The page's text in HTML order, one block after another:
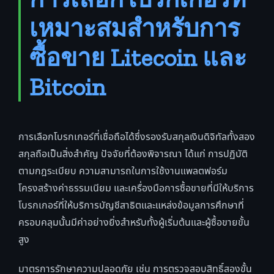
เหมาะสมสำหรับการ
ซื้อขาย Litecoin และ
Bitcoin
การเลือกโบรกเกอร์ที่เชื่อถือได้ซึ่งรองรับสกุลเงินดิจิทัลทั้งสอง
สกุลถือเป็นสิ่งสำคัญ ปัจจัยที่ต้องพิจารณา ได้แก่ การปฏิบัติ
ตามกฎระเบียบ ความสามารถในการใช้งานแพลตฟอร์ม
โครงสร้างค่าธรรมเนียม และเครื่องมือการซื้อขายที่มีให้บริการ
โบรกเกอร์ที่ให้บริการบัญชีสาธิตและแหล่งข้อมูลการศึกษาที่
ครอบคลุมนั้นมีค่าอย่างยิ่งสำหรับทั้งผู้เริ่มต้นและผู้ซื้อขายขั้น
สูง
มาตรการรักษาความปลอดภัย เช่น การตรวจสอบสิทธิ์สองขั้น